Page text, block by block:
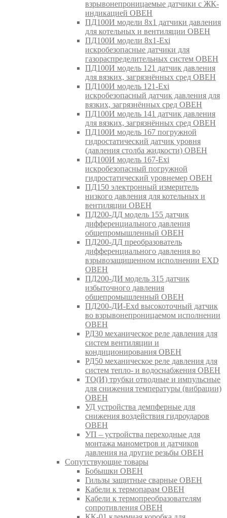
взрывонепроницаемые датчики с ЖК-
индикацией ОВЕН
ПД100И модели 8х1 датчики давления
для котельных и вентиляции ОВЕН
ПД100И модели 8х1-Exi
искробезопасные датчики для
газораспределительных систем ОВЕН
ПД100И модель 121 датчик давления
для вязких, загрязнённых сред ОВЕН
ПД100И модель 121-Exi
искробезопасный датчик давления для
вязких, загрязнённых сред ОВЕН
ПД100И модель 141 датчик давления
для вязких, загрязнённых сред ОВЕН
ПД100И модель 167 погружной
гидростатический датчик уровня
(давления столба жидкости) ОВЕН
ПД100И модель 167-Exi
искробезопасный погружной
гидростатический уровнемер ОВЕН
ПД150 электронный измеритель
низкого давления для котельных и
вентиляции ОВЕН
ПД200-ДД модель 155 датчик
дифференциального давления
общепромышленный ОВЕН
ПД200-ДД преобразователь
дифференциального давления во
взрывозащищенном исполнении EXD
ОВЕН
ПД200-ДИ модель 315 датчик
избыточного давления
общепромышленный ОВЕН
ПД200-ДИ-Exd высокоточный датчик
во взрывонепроницаемом исполнении
ОВЕН
РД30 механическое реле давления для
систем вентиляции и
кондиционирования ОВЕН
РД50 механическое реле давления для
систем тепло- и водоснабжения ОВЕН
ТО(И) трубки отводные и импульсные
для снижения температуры (вибрации)
ОВЕН
УД устройства демпферные для
снижения воздействия гидроударов
ОВЕН
УП – устройства переходные для
монтажа манометров и датчиков
давления на другие резьбы ОВЕН
Сопутствующие товары
Бобышки ОВЕН
Гильзы защитные сварные ОВЕН
Кабели к термопарам ОВЕН
Кабели к термопреобразователям
сопротивления ОВЕН